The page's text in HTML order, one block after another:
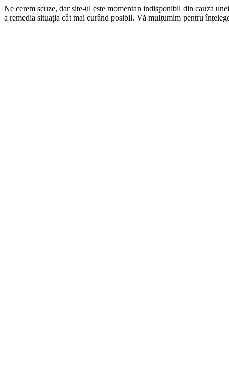
Ne cerem scuze, dar site-ul este momentan indisponibil din cauza
a remedia situația cât mai curând posibil. Vă mulțumim pentru